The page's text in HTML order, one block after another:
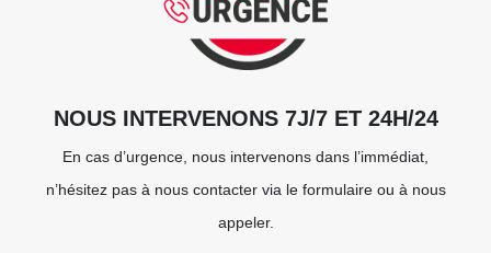
NOUS INTERVENONS 7J/7 ET 24H/24
En cas d’urgence, nous intervenons dans l’immédiat,
n’hésitez pas à nous contacter via le formulaire ou à nous
appeler.